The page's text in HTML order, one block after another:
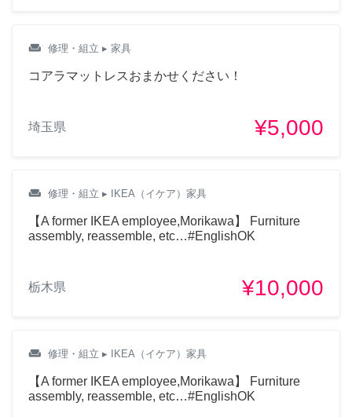
weekend 修理・組立 ▸ 家具
コアラマットレスおまかせください！
埼玉県 ¥5,000
weekend 修理・組立 ▸ IKEA（イケア）家具
【A former IKEA employee,Morikawa】 Furniture
assembly, reassemble, etc…#EnglishOK
栃木県 ¥10,000
weekend 修理・組立 ▸ IKEA（イケア）家具
【A former IKEA employee,Morikawa】 Furniture
assembly, reassemble, etc…#EnglishOK